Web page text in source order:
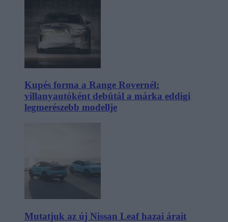
Kupés forma a Range Rovernél:
villanyautóként debütál a márka eddigi
legmerészebb modellje
Mutatjuk az új Nissan Leaf hazai árait